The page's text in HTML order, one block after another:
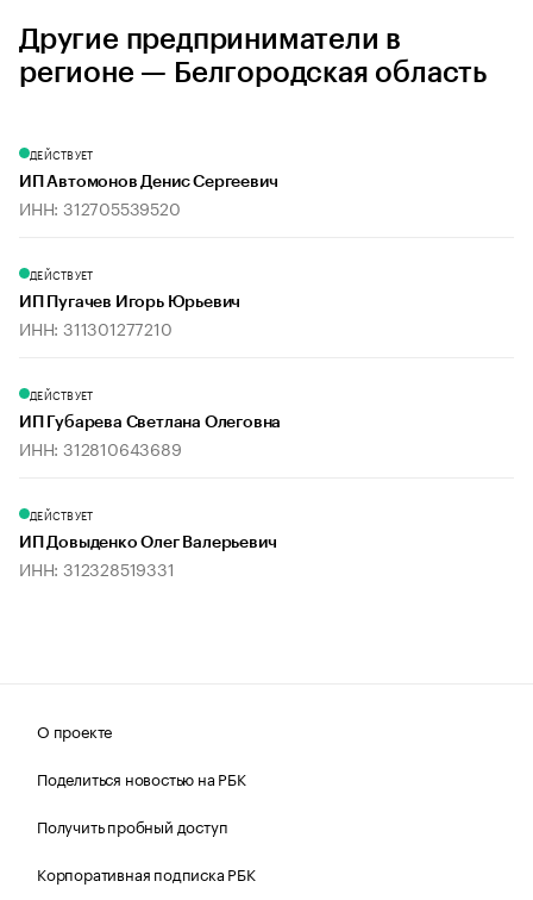
Другие предприниматели в
регионе — Белгородская область
ДЕЙСТВУЕТ
ИП Автомонов Денис Сергеевич
ИНН: 312705539520
ДЕЙСТВУЕТ
ИП Пугачев Игорь Юрьевич
ИНН: 311301277210
ДЕЙСТВУЕТ
ИП Губарева Светлана Олеговна
ИНН: 312810643689
ДЕЙСТВУЕТ
ИП Довыденко Олег Валерьевич
ИНН: 312328519331
О проекте
Поделиться новостью на РБК
Получить пробный доступ
Корпоративная подписка РБК